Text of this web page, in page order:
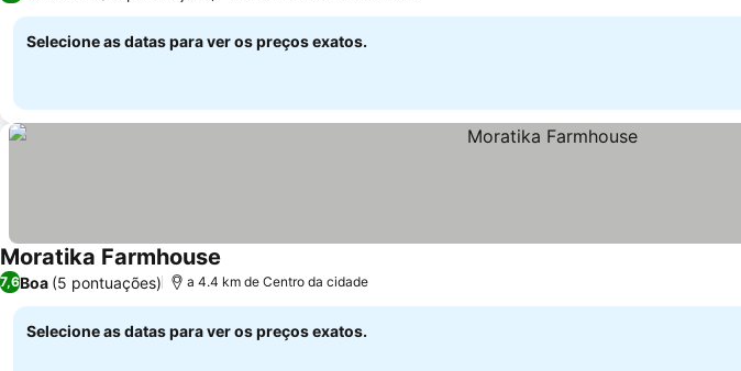
Selecione as datas para ver os preços exatos.
Moratika Farmhouse
7,6Boa (5 pontuações) a 4.4 km de Centro da cidade
Selecione as datas para ver os preços exatos.